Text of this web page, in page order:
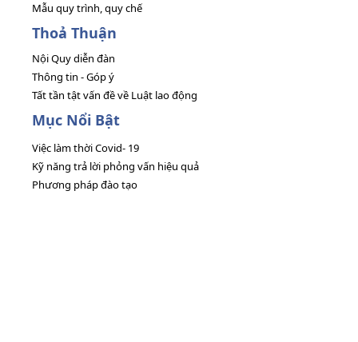
Mẫu quy trình, quy chế
Thoả Thuận
Nội Quy diễn đàn
Thông tin - Góp ý
Tất tần tật vấn đề về Luật lao động
Mục Nổi Bật
Việc làm thời Covid- 19
Kỹ năng trả lời phỏng vấn hiệu quả
Phương pháp đào tạo